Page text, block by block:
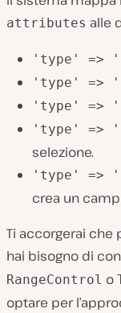
attributes alle
'type' =>
'type' =>
'type' =>
'type' =>
selezione.
'type' =>
crea un
Ti accorgerai che
hai bisogno di
RangeControl o
optare per